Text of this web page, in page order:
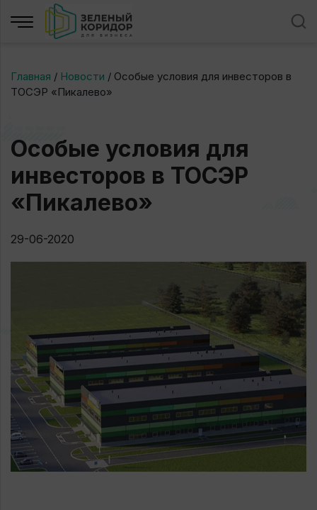
Главная / Новости / Особые условия для инвесторов в
ТОСЭР «Пикалево»
Особые условия для
инвесторов в ТОСЭР
«Пикалево»
29-06-2020